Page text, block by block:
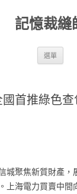
記憶裁縫
選單
首推綠色
城聚焦新質財產，
上海電力買賣中間